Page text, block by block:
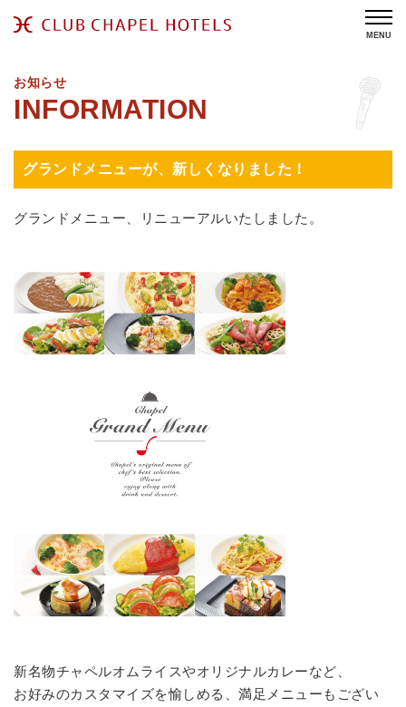
MENU
お知らせ
グランドメニューが、新しくなりました！
グランドメニュー、リニューアルいたしました。
新名物チャペルオムライスやオリジナルカレーなど、
お好みのカスタマイズを愉しめる、満足メニューもござい